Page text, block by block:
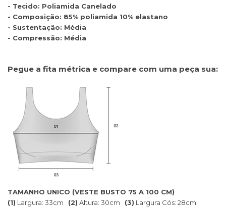
- Tecido: Poliamida Canelado
- Composição: 85% poliamida 10% elastano
- Sustentação: Média
- Compressão: Média
Pegue a fita métrica e compare com uma peça sua:
TAMANHO UNICO (VESTE BUSTO 75 A 100 CM)
(1) Largura: 33cm (2) Altura: 30cm (3) Largura Cós: 28cm